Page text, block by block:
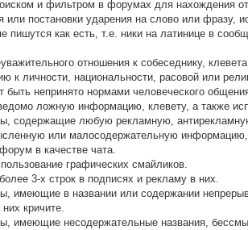
и фильтром в форумах для нахождения
или постановки ударения на слово или
пишутся как есть, т.е. ники на латинице в
отношения к собеседнику,
к личности, национальности, расовой или
быть непринято нормами человеческого
ложную информацию, клевету, а также
содержащие любую рекламную,
или малосодеpжательнyю
в качестве чата.
графических смайликов.
3-х строк в подписях и рекламу в них.
имеющие в названии или содержании
кричите.
имеющие несодержательные названия,